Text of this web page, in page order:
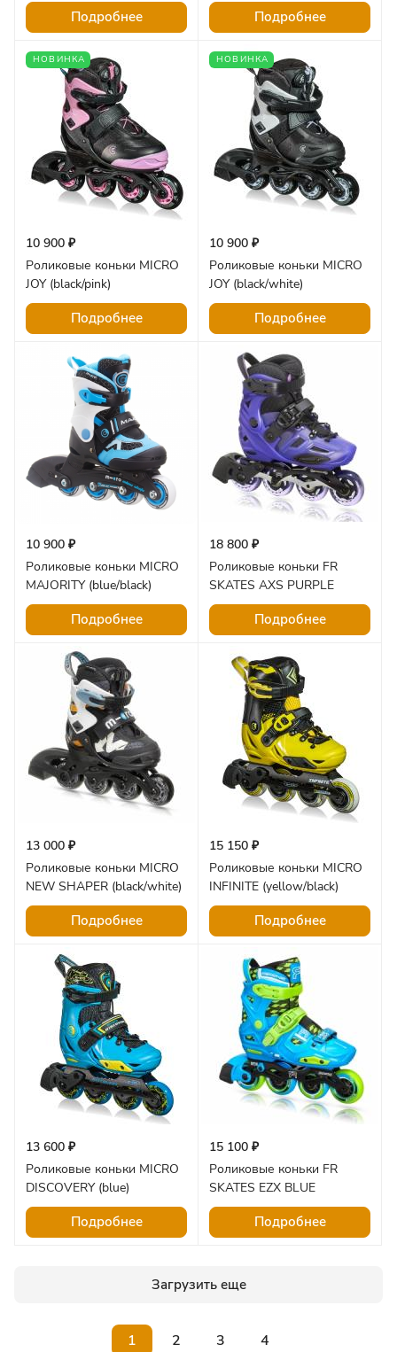
Подробнее Подробнее
НОВИНКА
10 900 ₽
Роликовые коньки MICRO
JOY (black/pink)
Подробнее
НОВИНКА
10 900 ₽
Роликовые коньки MICRO
JOY (black/white)
Подробнее
10 900 ₽
Роликовые коньки MICRO
MAJORITY (blue/black)
Подробнее
18 800 ₽
Роликовые коньки FR
SKATES AXS PURPLE
Подробнее
13 000 ₽
Роликовые коньки MICRO
NEW SHAPER (black/white)
Подробнее
15 150 ₽
Роликовые коньки MICRO
INFINITE (yellow/black)
Подробнее
13 600 ₽
Роликовые коньки MICRO
DISCOVERY (blue)
Подробнее
15 100 ₽
Роликовые коньки FR
SKATES EZX BLUE
Подробнее
Загрузить еще
1 2 3 4